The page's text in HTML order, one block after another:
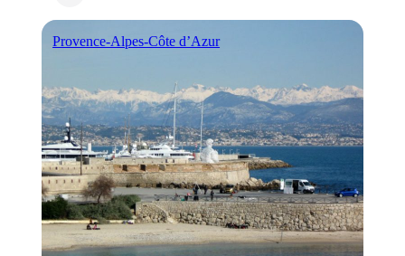
Provence-Alpes-Côte d’Azur